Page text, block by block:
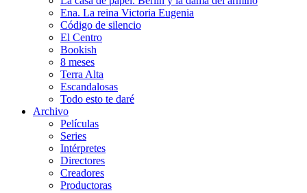
Ena. La reina Victoria Eugenia
Código de silencio
El Centro
Bookish
8 meses
Terra Alta
Escandalosas
Todo esto te daré
Archivo
Películas
Series
Intérpretes
Directores
Creadores
Productoras